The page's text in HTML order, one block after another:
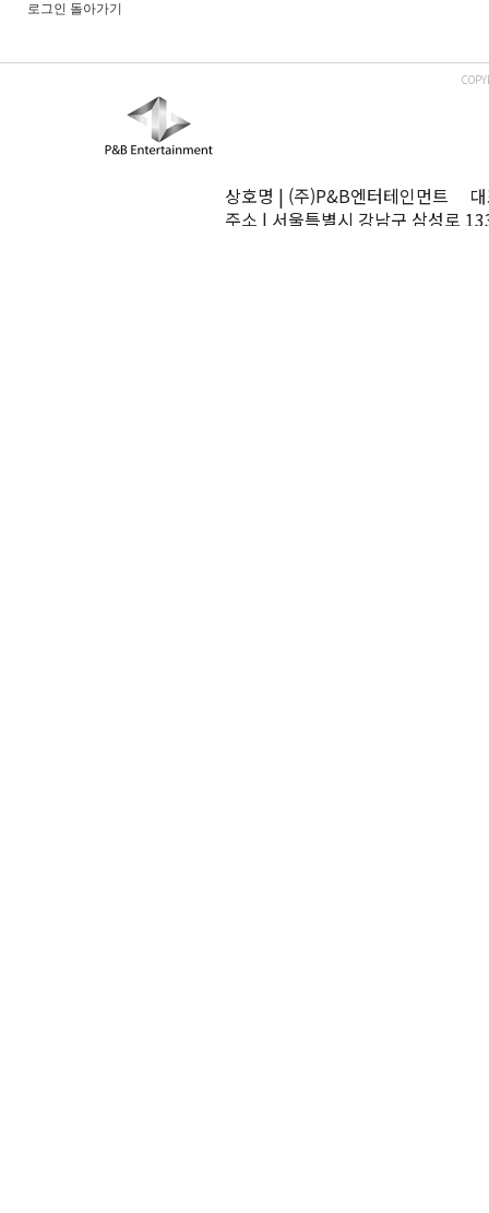
로그인 돌아가기
상호명 | (주)P&B엔터테인먼트
주소 | 서울특별시 강남구 삼성로